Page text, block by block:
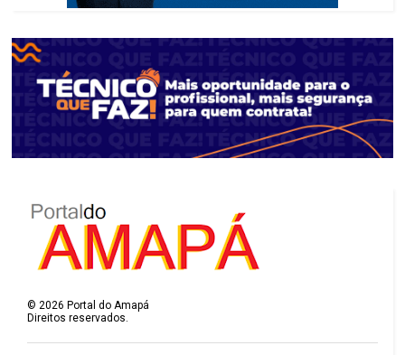
©2026 Portal do Amapá
Direitos reservados.